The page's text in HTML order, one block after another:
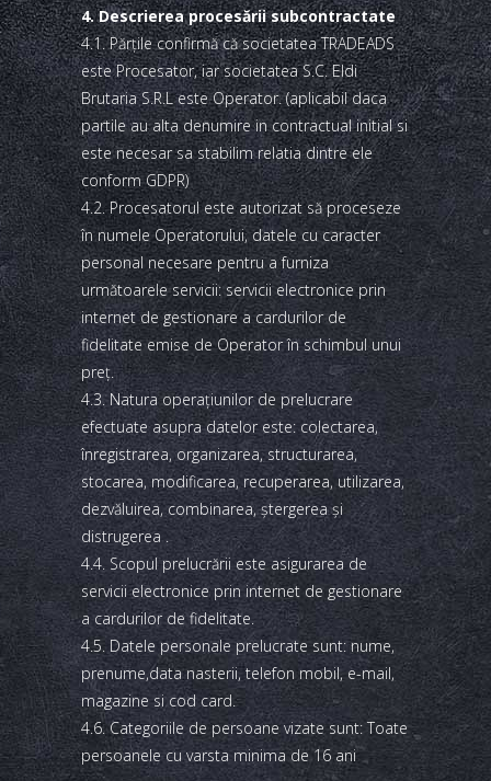
4. Descrierea procesării subcontractate
4.1. Părţile confirmă că societatea TRADEADS
este Procesator, iar societatea S.C. Eldi
Brutaria S.R.L este Operator. (aplicabil daca
partile au alta denumire in contractual initial si
este necesar sa stabilim relatia dintre ele
conform GDPR)
4.2. Procesatorul este autorizat să proceseze
în numele Operatorului, datele cu caracter
personal necesare pentru a furniza
următoarele servicii: servicii electronice prin
internet de gestionare a cardurilor de
fidelitate emise de Operator în schimbul unui
preţ.
4.3. Natura operaţiunilor de prelucrare
efectuate asupra datelor este: colectarea,
înregistrarea, organizarea, structurarea,
stocarea, modificarea, recuperarea, utilizarea,
dezvăluirea, combinarea, ştergerea şi
distrugerea .
4.4. Scopul prelucrării este asigurarea de
servicii electronice prin internet de gestionare
a cardurilor de fidelitate.
4.5. Datele personale prelucrate sunt: nume,
prenume,data nasterii, telefon mobil, e-mail,
magazine si cod card.
4.6. Categoriile de persoane vizate sunt: Toate
persoanele cu varsta minima de 16 ani